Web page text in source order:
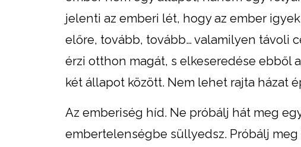
jelenti az emberi lét, hogy az ember
előre, tovább, tovább… valamilyen távoli
érzi otthon magát, s elkeseredése ebből
két állapot között. Nem lehet rajta házat
Az emberiség híd. Ne próbálj hát meg
embertelenségbe süllyedsz. Próbálj